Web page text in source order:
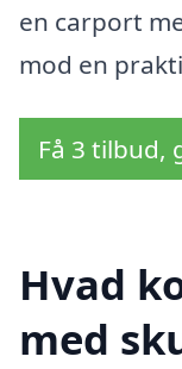
en carport
mod en
Få 3 tilbud,
Hvad
med